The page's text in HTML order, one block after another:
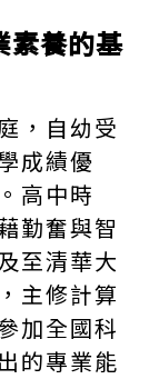
素養的基
，自幼受
成績優
高中時
勤奮與智
至清華大
主修計算
加全國科
的專業能